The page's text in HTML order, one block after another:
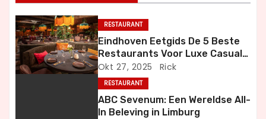
n
a
v
RESTAURANT
Eindhoven Eetgids De 5 Beste
Restaurants Voor Luxe Casual
en Bijzondere Momenten
Okt 27, 2025 Rick
RESTAURANT
ABC Sevenum: Een Wereldse All-
In Beleving in Limburg